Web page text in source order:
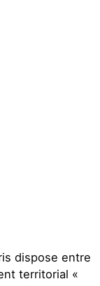
dispose entre
territorial «